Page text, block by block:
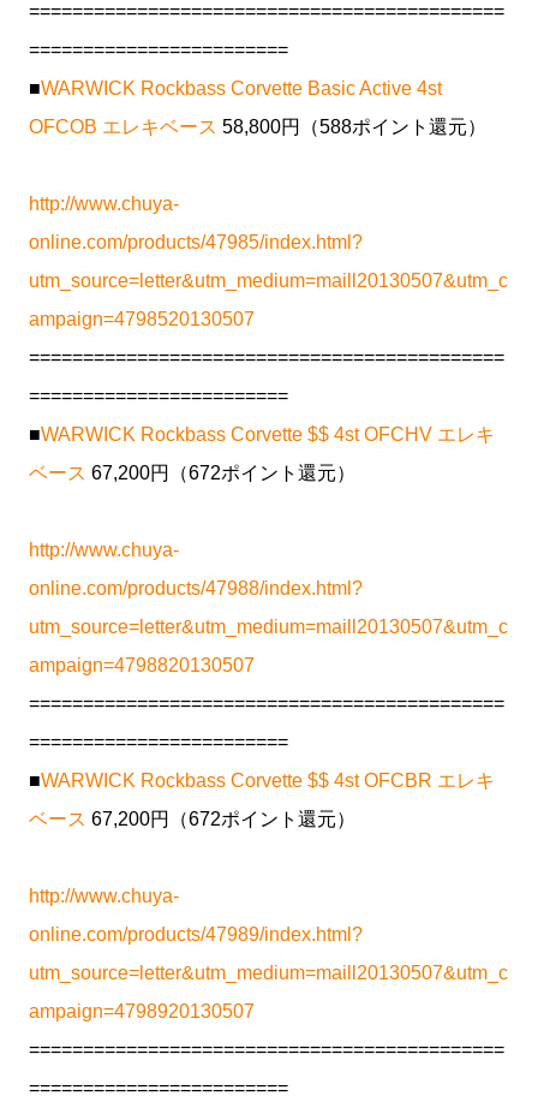
============================================
========================
■WARWICK Rockbass Corvette Basic Active 4st
OFCOB エレキベース 58,800円（588ポイント還元）
http://www.chuya-
online.com/products/47985/index.html?
utm_source=letter&utm_medium=maill20130507&utm_c
ampaign=4798520130507
============================================
========================
■WARWICK Rockbass Corvette $$ 4st OFCHV エレキ
ベース 67,200円（672ポイント還元）
http://www.chuya-
online.com/products/47988/index.html?
utm_source=letter&utm_medium=maill20130507&utm_c
ampaign=4798820130507
============================================
========================
■WARWICK Rockbass Corvette $$ 4st OFCBR エレキ
ベース 67,200円（672ポイント還元）
http://www.chuya-
online.com/products/47989/index.html?
utm_source=letter&utm_medium=maill20130507&utm_c
ampaign=4798920130507
============================================
========================